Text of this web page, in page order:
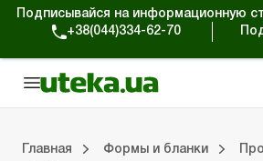
Подписывайся на информационную
+38(044)334-62-70
Главная Формы и бланки